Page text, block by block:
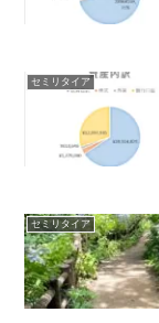
セミリタイア
セミリタイア